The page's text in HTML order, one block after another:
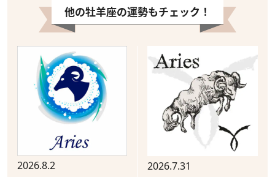
他の牡羊座の運勢もチェック！
2026.8.2
2026.7.31